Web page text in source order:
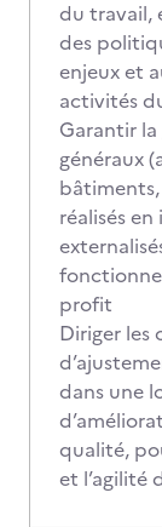
du travail,
des
enjeux et
activités
Garantir
généraux
réalisés
profit
Diriger les
dans une
qualité,
et l’agilité